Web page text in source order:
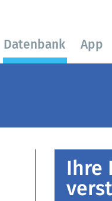
Datenbank App
Ihre